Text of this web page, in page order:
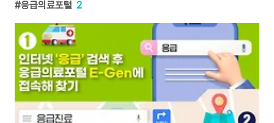
응급의료포털 2